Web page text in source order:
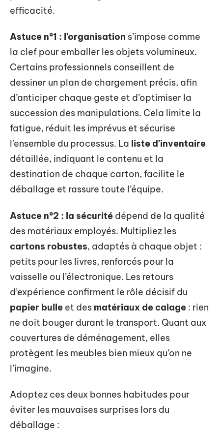
efficacité.
Astuce n°1 : l’organisation s’impose comme
la clef pour emballer les objets volumineux.
Certains professionnels conseillent de
dessiner un plan de chargement précis, afin
d’anticiper chaque geste et d’optimiser la
succession des manipulations. Cela limite la
fatigue, réduit les imprévus et sécurise
l’ensemble du processus. La liste d’inventaire
détaillée, indiquant le contenu et la
destination de chaque carton, facilite le
déballage et rassure toute l’équipe.
Astuce n°2 : la sécurité dépend de la qualité
des matériaux employés. Multipliez les
cartons robustes, adaptés à chaque objet :
petits pour les livres, renforcés pour la
vaisselle ou l’électronique. Les retours
d’expérience confirment le rôle décisif du
papier bulle et des matériaux de calage : rien
ne doit bouger durant le transport. Quant aux
couvertures de déménagement, elles
protègent les meubles bien mieux qu’on ne
l’imagine.
Adoptez ces deux bonnes habitudes pour
éviter les mauvaises surprises lors du
déballage :